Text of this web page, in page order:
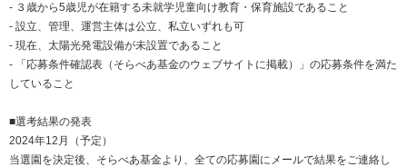
- ３歳から5歳児が在籍する未就学児童向け教育・保育施設であること
- 設立、管理、運営主体は公立、私立いずれも可
- 現在、太陽光発電設備が未設置であること
- 「応募条件確認表（そらべあ基金のウェブサイトに掲載）」の応募条件を満た
していること
■選考結果の発表
2024年12月（予定）
当選園を決定後、そらべあ基金より、全ての応募園にメールで結果をご連絡し